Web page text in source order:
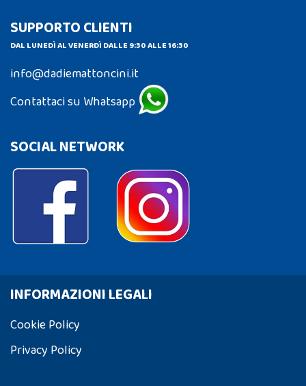
SUPPORTO CLIENTI
DAL LUNEDÌ AL VENERDÌ DALLE 9:30 ALLE 16:30
info@dadiemattoncini.it
Contattaci su Whatsapp
SOCIAL NETWORK
INFORMAZIONI LEGALI
Cookie Policy
Privacy Policy